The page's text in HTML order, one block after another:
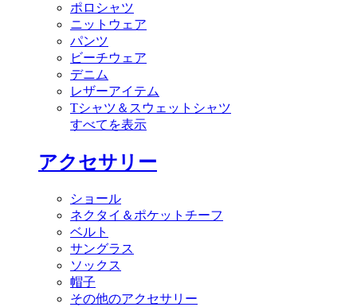
ポロシャツ
ニットウェア
パンツ
ビーチウェア
デニム
レザーアイテム
Tシャツ＆スウェットシャツ
すべてを表示
アクセサリー
ショール
ネクタイ＆ポケットチーフ
ベルト
サングラス
ソックス
帽子
その他のアクセサリー